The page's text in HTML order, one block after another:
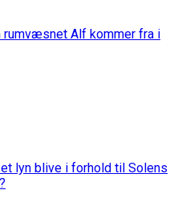
rumvæsnet Alf kommer fra i
lyn blive i forhold til Solens